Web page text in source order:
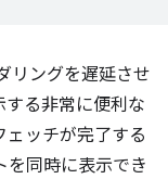
リングを遅延させ
する非常に便利な
ェッチが完了する
を同時に表示でき